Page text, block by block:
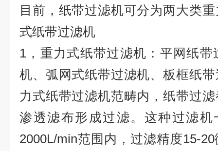
目前，纸带过滤机可分为两大类
式纸带过滤机
1，重力式纸带过滤机：平网纸
机、弧网式纸带过滤机、板框纸
力式纸带过滤机范畴内，纸带过
渗透滤布形成过滤。这种过滤机
2000L/min范围内，过滤精度15-